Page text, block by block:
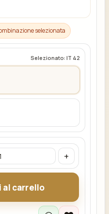
selezionata
Selezionato: IT 42
+
al carrello